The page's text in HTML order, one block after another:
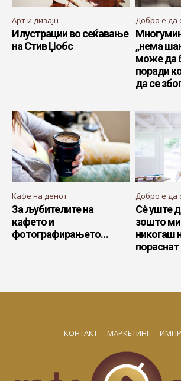
Арт и дизајн
Илустрации во сеќавање
на Стив Џобс
Добро е да
„нема
може да
поради
да се
Кафе на денот
За љубителите на
кафето и
фотографирањето…
Добро е да
Сè уште
зошто
никогаш
пораснат
КОНТАКТ МАРКЕТИНГ